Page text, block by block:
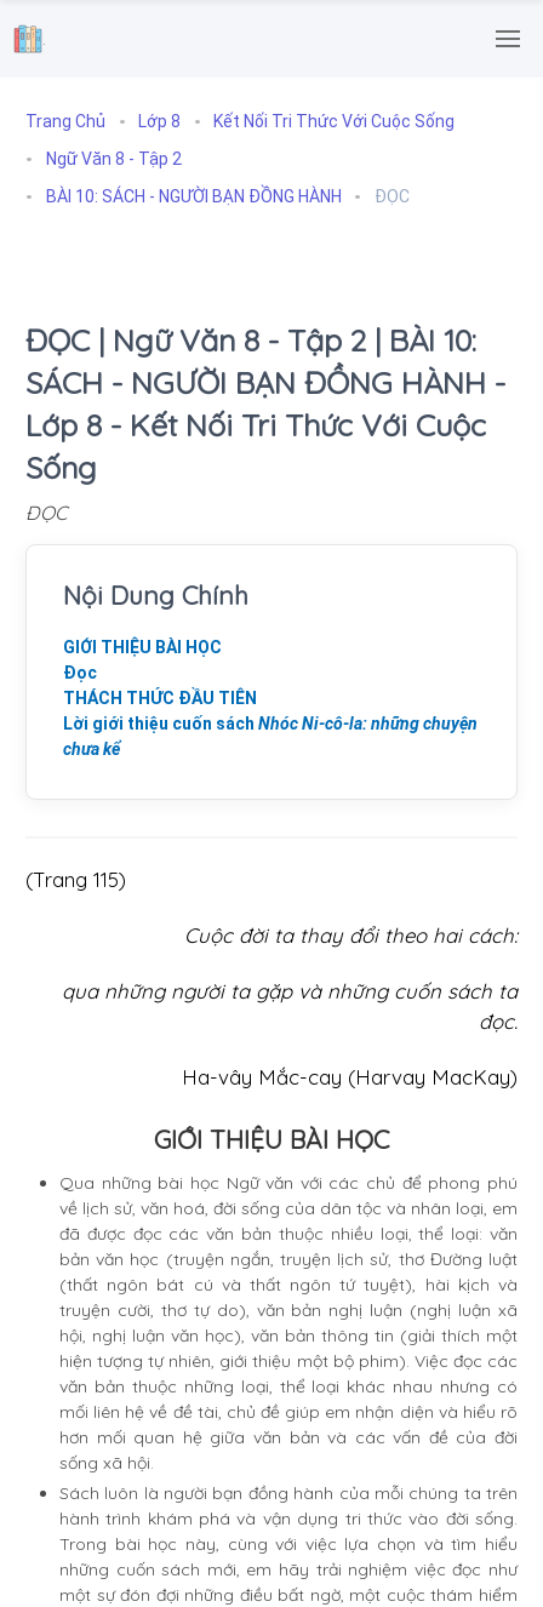
.
Trang Chủ Lớp 8
Kết Nối Tri Thức Với Cuộc Sống
Ngữ Văn 8 - Tập 2
BÀI 10: SÁCH - NGƯỜI BẠN ĐỒNG HÀNH
ĐỌC
ĐỌC | Ngữ Văn 8 - Tập 2 | BÀI 10:
SÁCH - NGƯỜI BẠN ĐỒNG HÀNH -
Lớp 8 - Kết Nối Tri Thức Với Cuộc
Sống
ĐỌC
Nội Dung Chính
GIỚI THIỆU BÀI HỌC
Đọc
THÁCH THỨC ĐẦU TIÊN
Lời giới thiệu cuốn sách Nhóc Ni-cô-la: những chuyện
chưa kể
(Trang 115)
Cuộc đời ta thay đổi theo hai cách:
qua những người ta gặp và những cuốn sách ta
đọc.
Ha-vây Mắc-cay (Harvay MacKay)
GIỚI THIỆU BÀI HỌC
Qua những bài học Ngữ văn với các chủ để phong phú
về lịch sử, văn hoá, đời sống của dân tộc và nhân loại, em
đã được đọc các văn bản thuộc nhiều loại, thể loại: văn
bản văn học (truyện ngắn, truyện lịch sử, thơ Đường luật
(thất ngôn bát cú và thất ngôn tứ tuyệt), hài kịch và
truyện cười, thơ tự do), văn bản nghị luận (nghị luận xã
hội, nghị luận văn học), văn bản thông tin (giải thích một
hiện tượng tự nhiên, giới thiệu một bộ phim). Việc đọc các
văn bản thuộc những loại, thể loại khác nhau nhưng có
mối liên hệ về đề tài, chủ đề giúp em nhận diện và hiểu rõ
hơn mối quan hệ giữa văn bản và các vấn đề của đời
sống xã hội.
Sách luôn là người bạn đồng hành của mỗi chúng ta trên
hành trình khám phá và vận dụng tri thức vào đời sống.
Trong bài học này, cùng với việc lựa chọn và tìm hiểu
những cuốn sách mới, em hãy trải nghiệm việc đọc như
một sự đón đợi những điều bất ngờ, một cuộc thám hiểm